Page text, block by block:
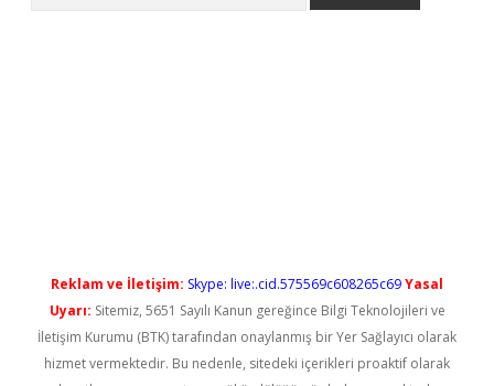
Reklam ve İletişim: Skype: live:.cid.575569c608265c69Yasal
Uyarı: Sitemiz, 5651 Sayılı Kanun gereğince Bilgi Teknolojileri ve
İletişim Kurumu (BTK) tarafından onaylanmış bir Yer Sağlayıcı olarak
hizmet vermektedir. Bu nedenle, sitedeki içerikleri proaktif olarak